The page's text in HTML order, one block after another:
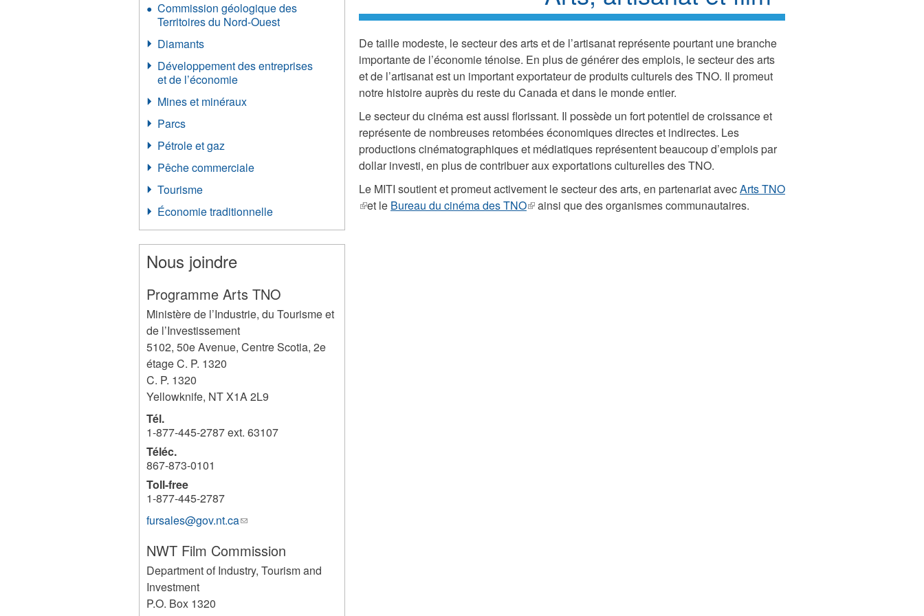
De taille modeste, le secteur des arts et de l’artisanat représente pourtant une branche
importante de l’économie ténoise. En plus de générer des emplois, le secteur des arts
et de l’artisanat est un important exportateur de produits culturels des TNO. Il promeut
notre histoire auprès du reste du Canada et dans le monde entier.
Le secteur du cinéma est aussi florissant. Il possède un fort potentiel de croissance et
représente de nombreuses retombées économiques directes et indirectes. Les
productions cinématographiques et médiatiques représentent beaucoup d’emplois par
dollar investi, en plus de contribuer aux exportations culturelles des TNO.
Le MITI soutient et promeut activement le secteur des arts, en partenariat avecArts TNO
(linket le Bureau du cinéma des TNO(link
ainsi que des organismes communautaires.
Commission géologique des
Territoires du Nord-Ouest
Diamants
Développement des entreprises
et de l’économie
Mines et minéraux
Parcs
Pétrole et gaz
Pêche commerciale
Tourisme
Économie traditionnelle
Nous joindre
Programme Arts TNO
Ministère de l’Industrie, du Tourisme et
de l’Investissement
5102, 50e Avenue, Centre Scotia, 2e
étage C. P. 1320
C. P. 1320
Yellowknife, NTX1A 2L9
Tél.
1-877-445-2787 ext. 63107
Téléc.
867-873-0101
Toll-free
1-877-445-2787
fursales@gov.nt.ca(link
e-
mail)
NWT Film Commission
Department of Industry, Tourism and
Investment
P.O. Box 1320